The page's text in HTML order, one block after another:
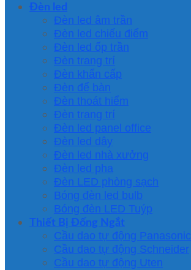
Đèn led
Đèn led âm trần
Đèn led chiếu điểm
Đèn led ốp trần
Đèn trang trí
Đèn khẩn cấp
Đèn để bàn
Đèn thoát hiểm
Đèn trang trí
Đèn led panel office
Đèn led dây
Đèn led nhà xưởng
Đèn led pha
Đèn LED phòng sạch
Bóng đèn led bulb
Bóng đèn LED Tuýp
Thiết Bị Đống Ngắt
Cầu dao tự động Panasonic
Cầu dao tự động Schneider
Cầu dao tự động Uten